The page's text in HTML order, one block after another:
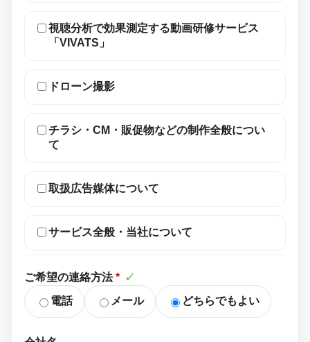
視聴分析で効果測定する動画研修サービス
「VIVATS」
ドローン撮影
チラシ・CM・販促物などの制作全般につい
て
取扱広告媒体について
サービス全般・当社について
ご希望の連絡方法 * ✓
電話 メール どちらでもよい